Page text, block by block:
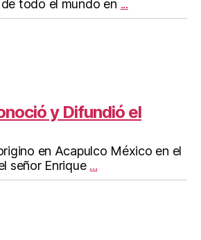
todo el mundo en ...
y Difundió el
en Acapulco México en el
señor Enrique ...